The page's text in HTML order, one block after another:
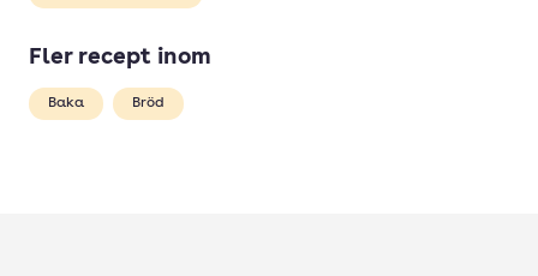
Fler recept inom
Baka Bröd